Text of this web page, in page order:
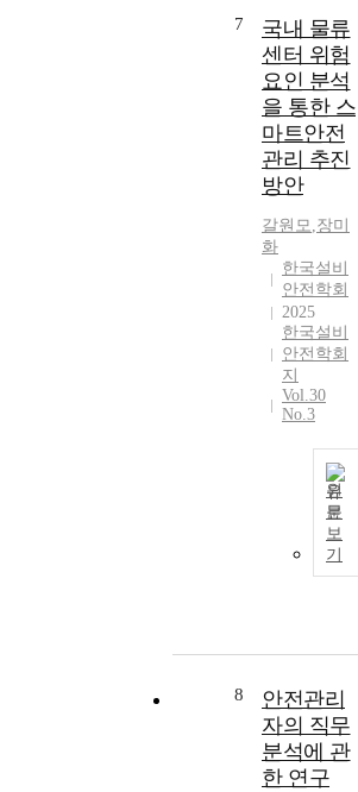
7
국내 물류
센터 위험
요인 분석
을 통한 스
마트안전
관리 추진
방안
갈원모,장미
화
한국설비
안전학회
2025
한국설비
안전학회
지
Vol.30
No.3
원
문
보
기
8
안전관리
자의 직무
분석에 관
한 연구